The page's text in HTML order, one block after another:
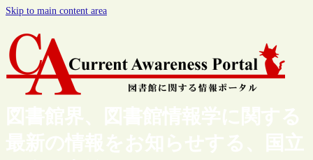
Skip to main content area
図書館界、図書館情報学に関する
最新の情報をお知らせする、国立